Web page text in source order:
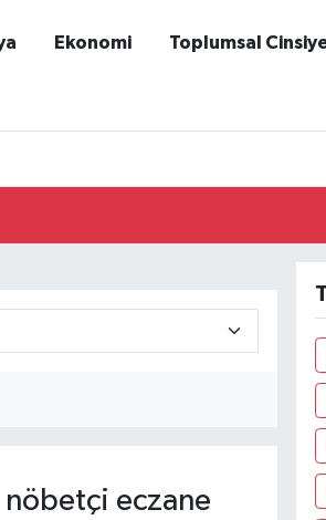
Ekonomi Toplumsal
eczane